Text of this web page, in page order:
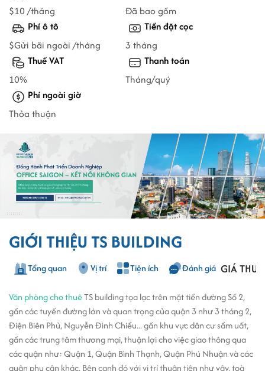
$10 /tháng
Đã bao gồm
Phí ô tô
$Gửi bãi ngoài /tháng
Tiền đặt cọc
3 tháng
Thuế VAT
10%
Thanh toán
Tháng/quý
Phí ngoài giờ
Thỏa thuận
GIỚI THIỆU TS BUILDING
Tổng quan Vị trí Tiện ích Đánh giá GIÁ
Văn phòng cho thuêTS buildingtọa lạc trên mặt tiền đường Số 2,
gần các tuyến đường lớn và quan trọng của quận 3 như 3 tháng 2,
Điện Biên Phủ, Nguyễn Đình Chiểu... gần khu vực dân cư sầm uất,
gần các trung tâm thương mại, thuận lợi cho việc giao thông qua
các quận như: Quận 1, Quận Bình Thạnh, Quận Phú Nhuận và các
quận phụ cận khác. Bên cạnh đó với vị trí thuận tiện như vậy, toà